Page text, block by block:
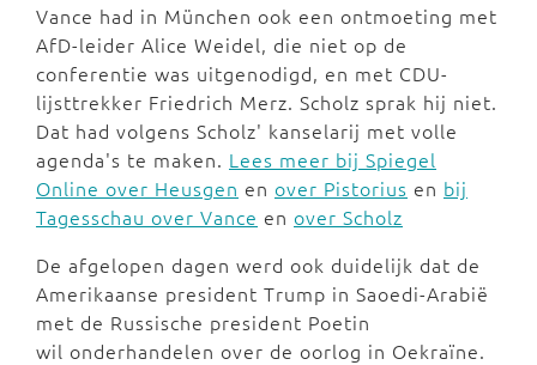
Vance had in München ook een ontmoeting met
AfD-leider Alice Weidel, die niet op de
conferentie was uitgenodigd, en met CDU-
lijsttrekker Friedrich Merz. Scholz sprak hij niet.
Dat had volgens Scholz' kanselarij met volle
agenda's te maken. Lees meer bij Spiegel
Online over Heusgen en over Pistorius en bij
Tagesschau over Vance en over Scholz
De afgelopen dagen werd ook duidelijk dat de
Amerikaanse president Trump in Saoedi-Arabië
met de Russische president Poetin
wil onderhandelen over de oorlog in Oekraïne.